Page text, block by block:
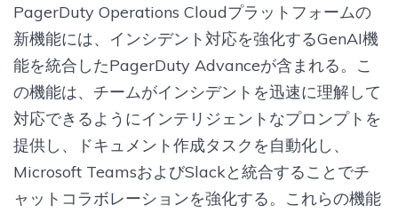
PagerDuty Operations Cloudプラットフォームの
新機能には、インシデント対応を強化するGenAI機
能を統合したPagerDuty Advanceが含まれる。こ
の機能は、チームがインシデントを迅速に理解して
対応できるようにインテリジェントなプロンプトを
提供し、ドキュメント作成タスクを自動化し、
Microsoft TeamsおよびSlackと統合することでチ
ャットコラボレーションを強化する。これらの機能